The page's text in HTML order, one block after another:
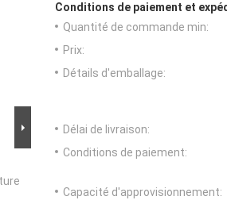
Conditions de paiement et
Quantité de commande min:
Prix:
Détails d'emballage:
Délai de livraison:
Conditions de paiement:
Capacité d'approvisionnement: